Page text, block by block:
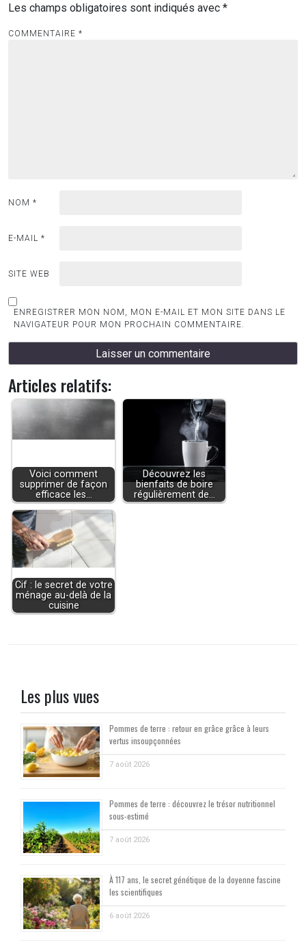
Les champs obligatoires sont indiqués avec *
COMMENTAIRE *
NOM *
E-MAIL *
SITE WEB
ENREGISTRER MON NOM, MON E-MAIL ET MON SITE DANS LE
NAVIGATEUR POUR MON PROCHAIN COMMENTAIRE.
Articles relatifs:
Voici comment
supprimer de façon
efficace les…
Découvrez les
bienfaits de boire
régulièrement de…
Cif : le secret de votre
ménage au-delà de la
cuisine
Les plus vues
Pommes de terre : retour en grâce grâce à leurs
vertus insoupçonnées
7 août 2026
Pommes de terre : découvrez le trésor nutritionnel
sous-estimé
7 août 2026
À 117 ans, le secret génétique de la doyenne fascine
les scientifiques
6 août 2026